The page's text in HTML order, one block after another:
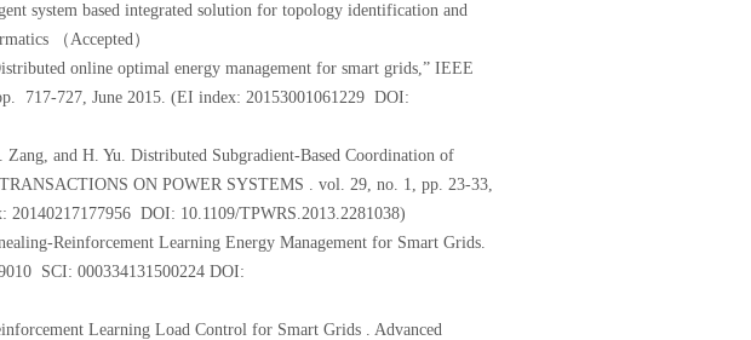
system based integrated solution for topology identification and
（Accepted）
online optimal energy management for smart grids,” IEEE
717-727, June 2015. (EI index: 20153001061229 DOI:
and H. Yu. Distributed Subgradient-Based Coordination of
ON POWER SYSTEMS . vol. 29, no. 1, pp. 23-33,
DOI: 10.1109/TPWRS.2013.2281038)
Reinforcement Learning Energy Management for Smart Grids.
SCI: 000334131500224 DOI:
Learning Load Control for Smart Grids . Advanced